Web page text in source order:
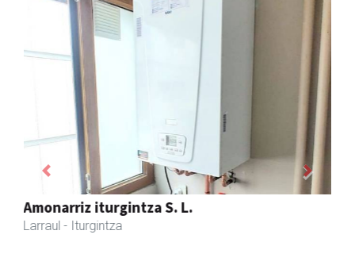
Larraulgo herri ostatua
Larraul - Jatetxeak
Previous Next